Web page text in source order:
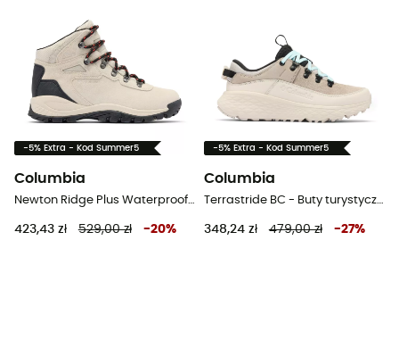
-5% Extra - Kod Summer5
Columbia
Newton Ridge Plus Waterproof Amped - Buty turystyczne damskie
423,43 zł 529,00 zł -20%
-5% Extra - Kod Summer5
Columbia
Terrastride BC - Buty turystyczne damskie
348,24 zł 479,00 zł -27%